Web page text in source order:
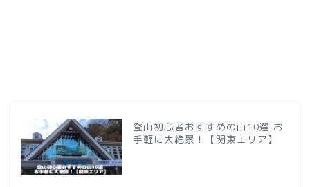
登山初心者おすすめの山10選 お
手軽に大絶景！【関東エリア】